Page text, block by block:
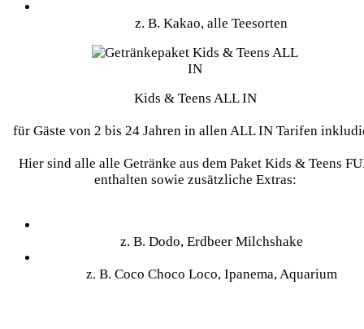
z. B. Kakao, alle Teesorten
Kids & Teens ALL IN
für Gäste von 2 bis 24 Jahren in allen ALL IN Tarifen
Hier sind alle alle Getränke aus dem Paket Kids & Teens
enthalten sowie zusätzliche Extras:
z. B. Dodo, Erdbeer Milchshake
z. B. Coco Choco Loco, Ipanema, Aquarium